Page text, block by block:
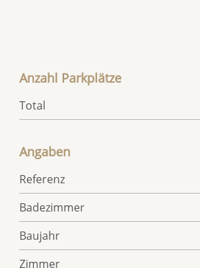
Anzahl Parkplätze
Total
Angaben
Referenz
Badezimmer
Baujahr
Zimmer